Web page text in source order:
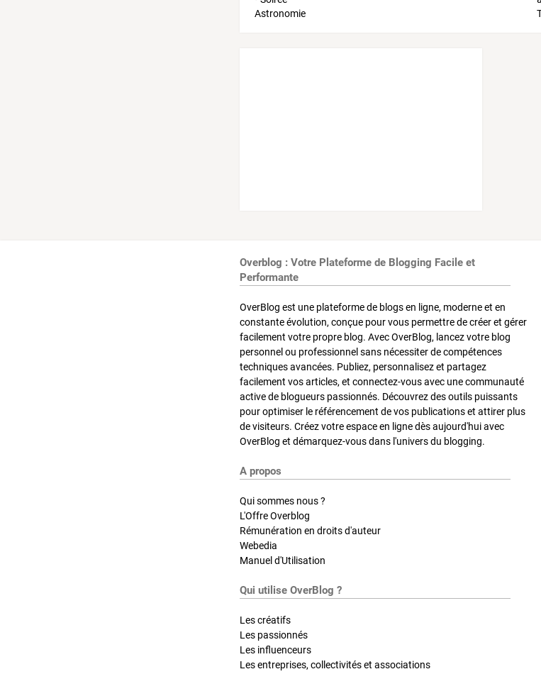
Overblog : Votre Plateforme de Blogging Facile et
Performante
OverBlog est une plateforme de blogs en ligne, moderne et en
constante évolution, conçue pour vous permettre de créer et gérer
facilement votre propre blog. Avec OverBlog, lancez votre blog
personnel ou professionnel sans nécessiter de compétences
techniques avancées. Publiez, personnalisez et partagez
facilement vos articles, et connectez-vous avec une communauté
active de blogueurs passionnés. Découvrez des outils puissants
pour optimiser le référencement de vos publications et attirer plus
de visiteurs. Créez votre espace en ligne dès aujourd'hui avec
OverBlog et démarquez-vous dans l'univers du blogging.
A propos
Qui sommes nous ?
L'Offre Overblog
Rémunération en droits d'auteur
Webedia
Manuel d'Utilisation
Qui utilise OverBlog ?
Les créatifs
Les passionnés
Les influenceurs
Les entreprises, collectivités et associations